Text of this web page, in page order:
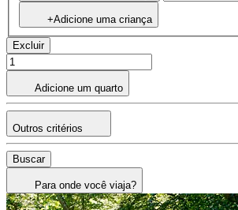
+Adicione uma criança
Excluir
Adicione um quarto
Outros critérios
Buscar
Para onde você viaja?